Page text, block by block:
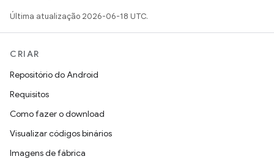
Última atualização 2026-06-18 UTC.
CRIAR
Repositório do Android
Requisitos
Como fazer o download
Visualizar códigos binários
Imagens de fábrica